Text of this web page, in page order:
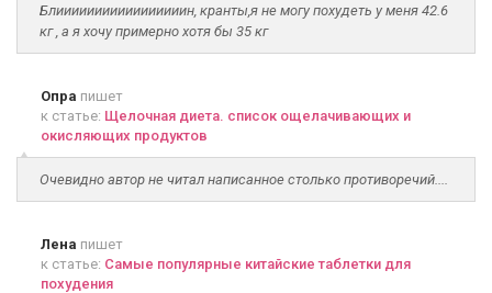
Блииииииииииииииииин, кранты,я не могу похудеть у меня 42.6
кг , а я хочу примерно хотя бы 35 кг
Опра пишет
к статье: Щелочная диета. список ощелачивающих и
окисляющих продуктов
Очевидно автор не читал написанное столько противоречий....
Лена пишет
к статье: Самые популярные китайские таблетки для
похудения